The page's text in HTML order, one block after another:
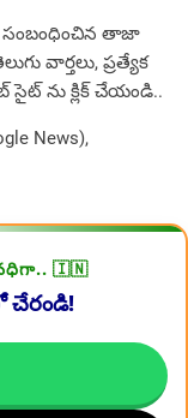
కి సంబంధించిన తాజా
వార్తలు, ప్రత్యేక
సైట్ ను క్లిక్ చేయండి..
News),
🇮🇳
చేరండి!